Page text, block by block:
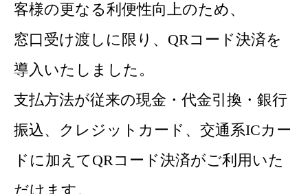
客様の更なる利便性向上のため、
窓口受け渡しに限り、QRコード決済を
導入いたしました。
支払方法が従来の現金・代金引換・銀行
振込、クレジットカード、交通系ICカー
ドに加えてQRコード決済がご利用いた
だけます。